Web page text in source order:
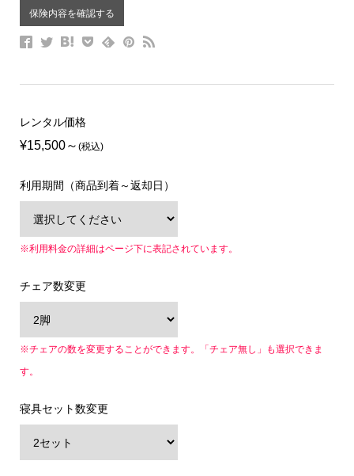
保険内容を確認する
レンタル価格
¥15,500 (税込)
利用期間（商品到着～返却日）
※利用料金の詳細はページ下に表記されています。
チェア数変更
※チェアの数を変更することができます。「チェア無し」も選択できま
す。
寝具セット数変更